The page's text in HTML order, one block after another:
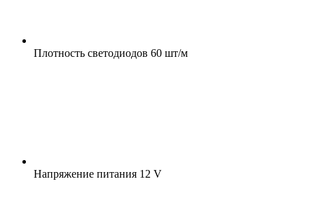
Плотность светодиодов 60 шт/м
Напряжение питания 12 V